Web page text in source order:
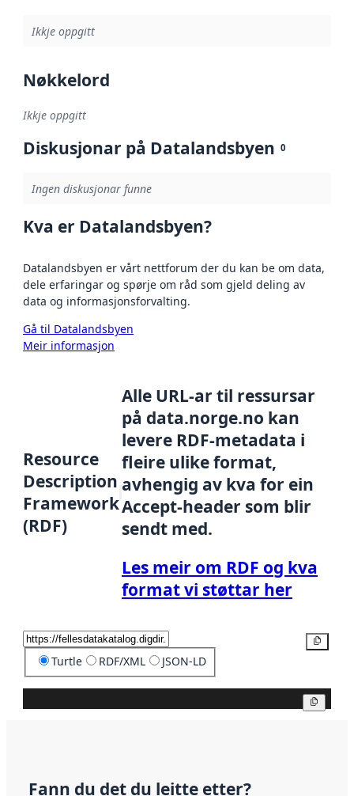
Ikkje oppgitt
Nøkkelord
Ikkje oppgitt
Diskusjonar på Datalandsbyen 0
Ingen diskusjonar funne
Kva er Datalandsbyen?
Datalandsbyen er vårt nettforum der du kan be om data,
dele erfaringar og spørje om råd som gjeld deling av
data og informasjonsforvalting.
Gå til Datalandsbyen
Meir informasjon
Resource
Description
Framework
(RDF)
Alle URL-ar til ressursar
på data.norge.no kan
levere RDF-metadata i
fleire ulike format,
avhengig av kva for ein
Accept-header som blir
sendt med.
Les meir om RDF og kva
format vi støttar her
Turtle RDF/XML JSON-LD
Fann du det du leitte etter?